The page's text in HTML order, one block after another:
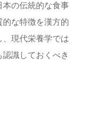
本の伝統的な食事
な特徴を漢方的
現代栄養学では
識しておくべき